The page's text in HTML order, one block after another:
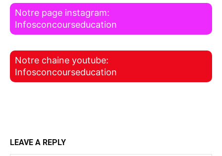
Notre page instagram:
Infosconcourseducation
Notre chaine youtube:
Infosconcourseducation
LEAVE A REPLY